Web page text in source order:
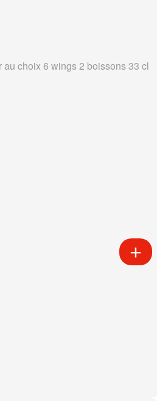
au choix 6 wings 2 boissons 33 cl